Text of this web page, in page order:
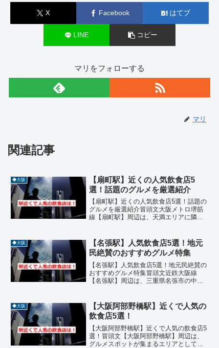
X Facebook はてブ
LINE コピー
マリをフォローする
マリ
関連記事
◆大阪
【扇町駅】近くの人気飲食店5
選！話題のグルメを厳選紹介
【扇町駅】近くの人気飲食店5選！話題の
グルメを厳選紹介冒頭文大阪メトロ堺筋
線【扇町駅】周辺は、天満エリアに隣接
多彩なジャンルの飲食店が集まり、地元
の人々や観光客でにぎわ...
◆大阪
【名張駅】人気飲食店5選！地元
民絶賛のおすすめグルメ特集
【名張駅】人気飲食店5選！地元民絶賛の
おすすめグルメ特集冒頭文近鉄大阪線
【名張駅】周辺は、三重県名張市の中心
司、焼肉、ステーキ、沖縄料理、居酒屋
などジャンル豊富な人気店...
◆大阪
【大阪阿部野橋駅】近くで人気の
飲食店5選！
【大阪阿部野橋駅】近くで人気の飲食店5
選！冒頭文【大阪阿部野橋駅】周辺は、
グルメスポットが集まるエリアとして知